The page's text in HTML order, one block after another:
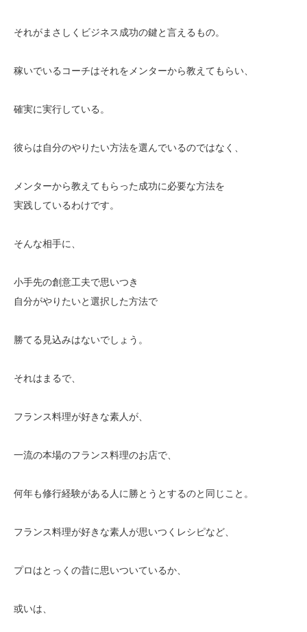
それがまさしくビジネス成功の鍵と言えるもの。
稼いでいるコーチはそれをメンターから教えてもらい、
確実に実行している。
彼らは自分のやりたい方法を選んでいるのではなく、
メンターから教えてもらった成功に必要な方法を
実践しているわけです。
そんな相手に、
小手先の創意工夫で思いつき
自分がやりたいと選択した方法で
勝てる見込みはないでしょう。
それはまるで、
フランス料理が好きな素人が、
一流の本場のフランス料理のお店で、
何年も修行経験がある人に勝とうとするのと同じこと。
フランス料理が好きな素人が思いつくレシピなど、
プロはとっくの昔に思いついているか、
或いは、